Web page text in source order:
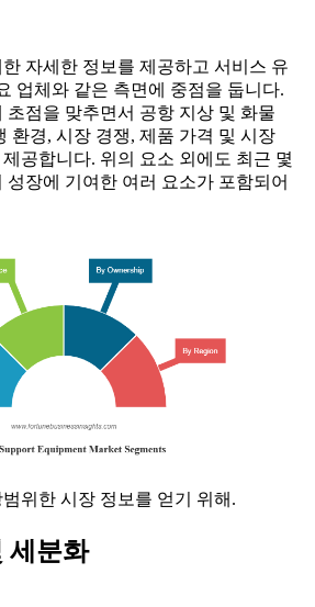
자세한 정보를 제공하고 서비스 유
업체와 같은 측면에 중점을 둡니다.
초점을 맞추면서 공항 지상 및 화물
환경, 시장 경쟁, 제품 가격 및 시장
공합니다. 위의 요소 외에도 최근 몇
성장에 기여한 여러 요소가 포함되어
범위한 시장 정보를 얻기 위해.
세분화